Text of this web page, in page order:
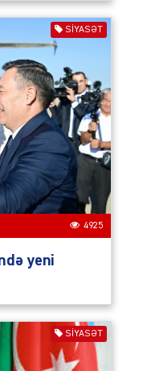
SIYASƏT
4925
yeni
SIYASƏT